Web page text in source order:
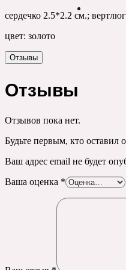
сердечко 2.5*2.2 см.;
цвет: золото
Отзывы
Отзывы
Отзывов пока нет.
Будьте первым, кто оставил
Ваш адрес email не будет
Ваша оценка *